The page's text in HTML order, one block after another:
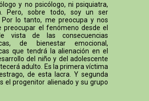
y no psicólogo, ni psiquiatra,
Pero, sobre todo, soy un ser
Por lo tanto, me preocupa y nos
preocupar el fenómeno desde el
vista de las consecuencias
de bienestar emocional,
que tendrá la alienación en el
del niño y del adolescente
adulto. Es la primera víctima
de esta lacra. Y segunda
el progenitor alienado y su grupo